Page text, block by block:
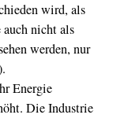
wird, als
nicht als
werden, nur
Energie
​Die Industrie